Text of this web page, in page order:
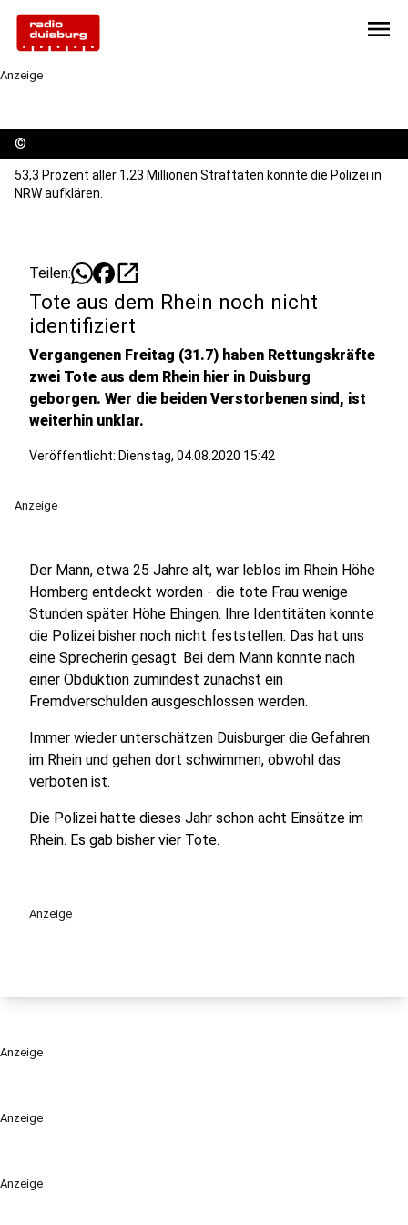
menu
Anzeige
Anzeige
Anzeige
©
53,3 Prozent aller 1,23 Millionen Straftaten konnte die Polizei in
NRW aufklären.
Teilen: open_in_new
Tote aus dem Rhein noch nicht
identifiziert
Vergangenen Freitag (31.7) haben Rettungskräfte
zwei Tote aus dem Rhein hier in Duisburg
geborgen. Wer die beiden Verstorbenen sind, ist
weiterhin unklar.
Veröffentlicht: Dienstag, 04.08.2020 15:42
Anzeige
Der Mann, etwa 25 Jahre alt, war leblos im Rhein Höhe
Homberg entdeckt worden - die tote Frau wenige
Stunden später Höhe Ehingen. Ihre Identitäten konnte
die Polizei bisher noch nicht feststellen. Das hat uns
eine Sprecherin gesagt. Bei dem Mann konnte nach
einer Obduktion zumindest zunächst ein
Fremdverschulden ausgeschlossen werden.
Immer wieder unterschätzen Duisburger die Gefahren
im Rhein und gehen dort schwimmen, obwohl das
verboten ist.
Die Polizei hatte dieses Jahr schon acht Einsätze im
Rhein. Es gab bisher vier Tote.
Anzeige
Anzeige